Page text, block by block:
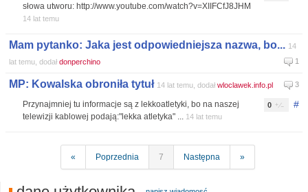
słowa utworu: http://www.youtube.com/watch?v=XIIFCfJ8JHM
14 lat temu
Mam pytanko: Jaka jest odpowiedniejsza nazwa, bo... 14
lat temu, dodał donperchino 1
MP: Kowalska obroniła tytuł 14 lat temu, dodał wloclawek.info.pl 3
#
0
Przynajmniej tu informacje są z lekkoatletyki, bo na naszej
telewizji kablowej podają:"lekka atletyka" ... 14 lat temu
« Poprzednia 7 Następna »